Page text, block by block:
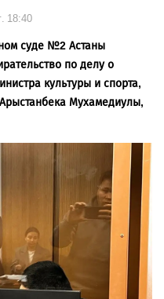
18:40
суде №2 Астаны
по делу о
культуры и спорта,
Мухамедиулы,